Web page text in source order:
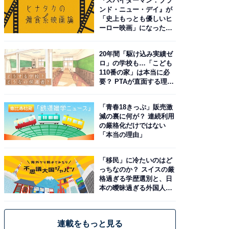
ンド・ニュー・デイ』が
「史上もっとも優しいヒ
ーロー映画」になった理
20年間「駆け込み実績ゼ
ロ」の学校も…「こども
110番の家」は本当に必
要？ PTAが直面する理想
「青春18きっぷ」販売激
減の裏に何が？ 連続利用
の厳格化だけではない
「本当の理由」
「移民」に冷たいのはど
っちなのか？ スイスの厳
格過ぎる学歴選別と、日
本の曖昧過ぎる外国人政
連載をもっと見る